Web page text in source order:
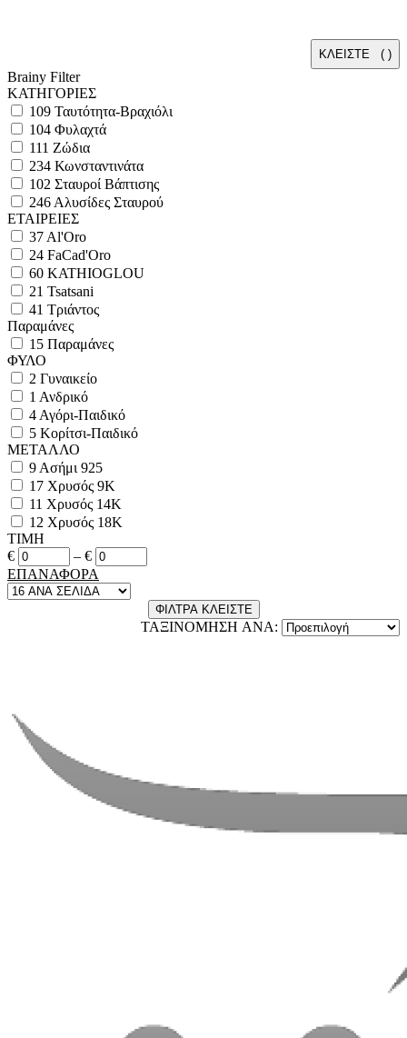
ΚΛΕΙΣΤΕ ( )
Brainy Filter
ΚΑΤΗΓΟΡΙΕΣ
109 Ταυτότητα-Βραχιόλι
104 Φυλαχτά
111 Ζώδια
234 Κωνσταντινάτα
102 Σταυροί Βάπτισης
246 Αλυσίδες Σταυρού
ΕΤΑΙΡΕΙΕΣ
37 Al'Oro
24 FaCad'Oro
60 KATHIOGLOU
21 Tsatsani
41 Τριάντος
Παραμάνες
15 Παραμάνες
ΦΥΛΟ
2 Γυναικείο
1 Ανδρικό
4 Αγόρι-Παιδικό
5 Κορίτσι-Παιδικό
ΜΕΤΑΛΛΟ
9 Ασήμι 925
17 Χρυσός 9Κ
11 Χρυσός 14Κ
12 Χρυσός 18Κ
ΤΙΜΗ
€
– €
ΕΠΑΝΑΦΟΡΑ
ΦΙΛΤΡΑ ΚΛΕΙΣΤΕ
ΤΑΞΙΝΟΜΗΣΗ ANA: